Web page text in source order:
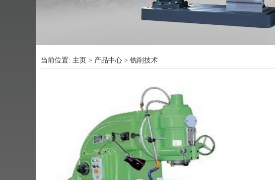
当前位置: 主页 > 产品中心 > 铣削技术